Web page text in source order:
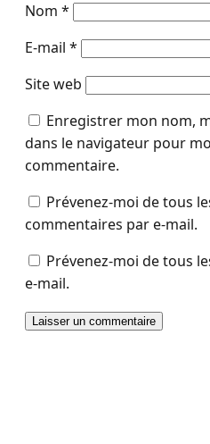
Nom *
E-mail *
Site web
Enregistrer mon nom,
dans le navigateur pour
commentaire.
Prévenez-moi de tous
commentaires par e-mail.
Prévenez-moi de tous
e-mail.